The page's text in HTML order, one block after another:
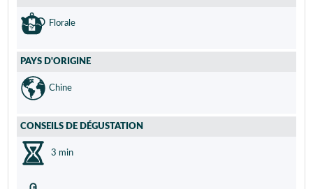
Florale
PAYS D'ORIGINE
Chine
CONSEILS DE DÉGUSTATION
3 min